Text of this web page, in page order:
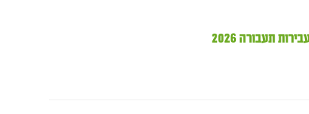
תעבורה 2026